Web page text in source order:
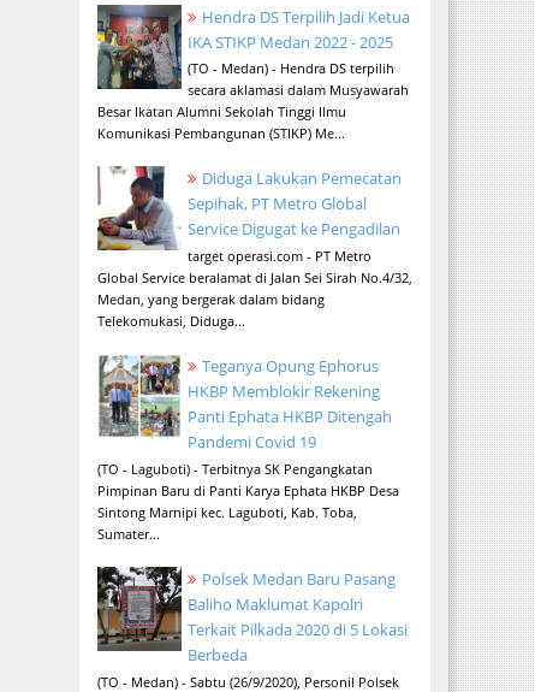
Hendra DS Terpilih Jadi Ketua
IKA STIKP Medan 2022 - 2025
(TO - Medan) - Hendra DS terpilih
secara aklamasi dalam Musyawarah
Besar Ikatan Alumni Sekolah Tinggi Ilmu
Komunikasi Pembangunan (STIKP) Me...
Diduga Lakukan Pemecatan
Sepihak, PT Metro Global
Service Digugat ke Pengadilan
target operasi.com - PT Metro
Global Service beralamat di Jalan Sei Sirah No.4/32,
Medan, yang bergerak dalam bidang
Telekomukasi, Diduga...
Teganya Opung Ephorus
HKBP Memblokir Rekening
Panti Ephata HKBP Ditengah
Pandemi Covid 19
(TO - Laguboti) - Terbitnya SK Pengangkatan
Pimpinan Baru di Panti Karya Ephata HKBP Desa
Sintong Marnipi kec. Laguboti, Kab. Toba,
Sumater...
Polsek Medan Baru Pasang
Baliho Maklumat Kapolri
Terkait Pilkada 2020 di 5 Lokasi
Berbeda
(TO - Medan) - Sabtu (26/9/2020), Personil Polsek